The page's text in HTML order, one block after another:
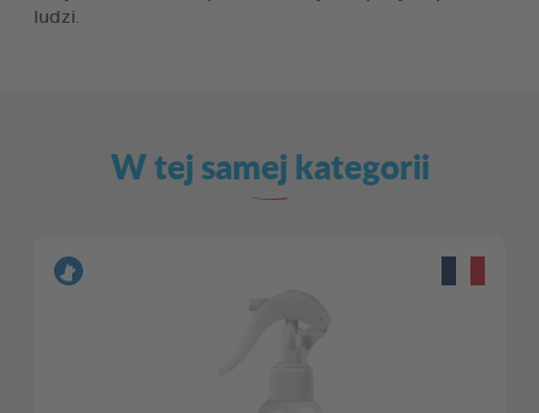
ludzi.
W tej samej kategorii